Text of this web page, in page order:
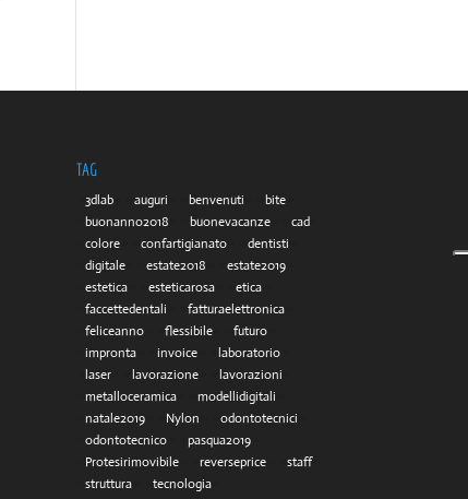
TAG
3dlab auguri benvenuti
bite
buonanno2018
buonevacanze
cad
colore
confartigianato
dentisti
digitale
estate2018
estate2019
estetica
esteticarosa
etica
faccettedentali
fatturaelettronica
feliceanno
flessibile
futuro
impronta
invoice
laboratorio
laser
lavorazione
lavorazioni
metalloceramica
modellidigitali
natale2019
Nylon
odontotecnici
odontotecnico
pasqua2019
Protesirimovibile
reverseprice
staff
struttura
tecnologia